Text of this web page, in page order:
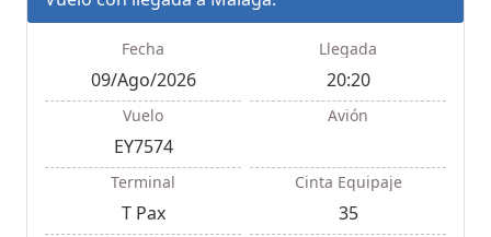
Fecha
09/Ago/2026
Llegada
20:20
Vuelo
EY7574
Avión
Terminal
T Pax
Cinta Equipaje
35